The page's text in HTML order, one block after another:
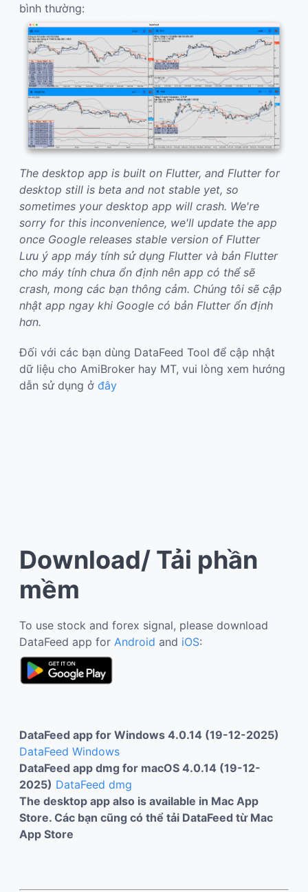
bình thường:
The desktop app is built on Flutter, and Flutter for
desktop still is beta and not stable yet, so
sometimes your desktop app will crash. We're
sorry for this inconvenience, we'll update the app
once Google releases stable version of Flutter
Lưu ý app máy tính sử dụng Flutter và bản Flutter
cho máy tính chưa ổn định nên app có thể sẽ
crash, mong các bạn thông cảm. Chúng tôi sẽ cập
nhật app ngay khi Google có bản Flutter ổn định
hơn.
Đối với các bạn dùng DataFeed Tool để cập nhật
dữ liệu cho AmiBroker hay MT, vui lòng xem hướng
dẫn sử dụng ở đây
Download/ Tải phần
mềm
To use stock and forex signal, please download
DataFeed app for Android and iOS:
DataFeed app for Windows 4.0.14 (19-12-2025)
DataFeed Windows
DataFeed app dmg for macOS 4.0.14 (19-12-
2025) DataFeed dmg
The desktop app also is available in Mac App
Store. Các bạn cũng có thể tải DataFeed từ Mac
App Store